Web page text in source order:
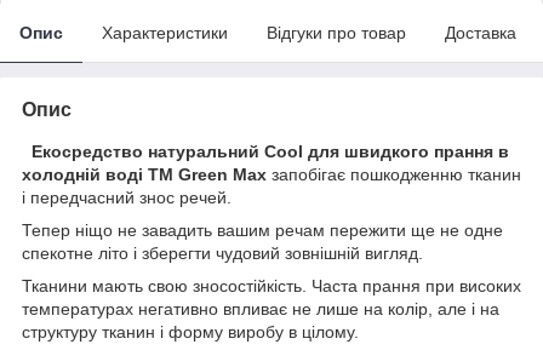
Опис Характеристики Відгуки про товар Доставка
Опис
Екосредство натуральний Сool для швидкого прання в
холодній воді ТМ Green Max запобігає пошкодженню тканин
і передчасний знос речей. ⠀
Тепер ніщо не завадить вашим речам пережити ще не одне
спекотне літо і зберегти чудовий зовнішній вигляд.
Тканини мають свою зносостійкість. Часта прання при високих
температурах негативно впливає не лише на колір, але і на
структуру тканин і форму виробу в цілому.